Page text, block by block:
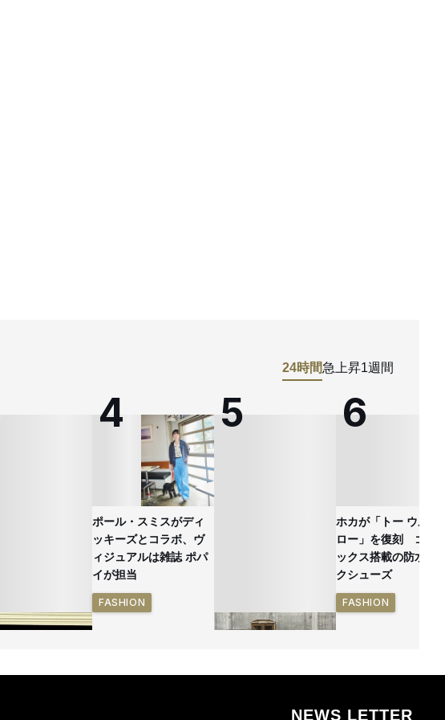
24時間急上昇1週間
ポール・スミスがディ
ッキーズとコラボ、ヴ
ィジュアルは雑誌 ポパ
イが担当
FASHION
ホカが「トー ウルト
ロー」を復刻 ゴア
ックス搭載の防水ハ
クシューズ
FASHION
NEWS LETTER